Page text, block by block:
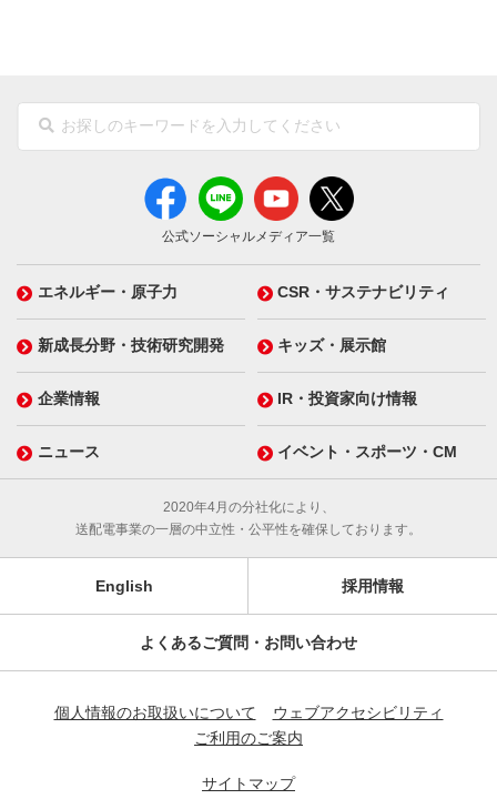
公式ソーシャルメディア一覧
エネルギー・原子力 CSR・サステナビリティ
新成長分野・技術研究開発 キッズ・展示館
企業情報 IR・投資家向け情報
ニュース イベント・スポーツ・CM
2020年4月の分社化により、
送配電事業の一層の中立性・公平性を確保しております。
English 採用情報
よくあるご質問・お問い合わせ
個人情報のお取扱いについて
ウェブアクセシビリティ
ご利用のご案内
サイトマップ